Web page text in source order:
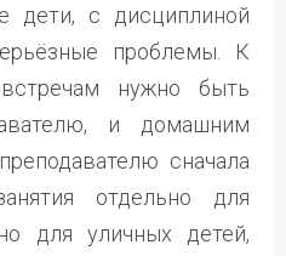
дети, с дисциплиной
проблемы. К
нужно быть
и домашним
сначала
отдельно для
для уличных детей,